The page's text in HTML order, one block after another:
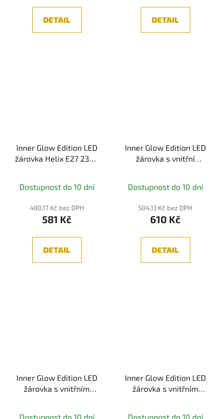
DETAIL DETAIL
Inner Glow Edition LED
žárovka Helix E27 230V
Dostupnost do 10 dní
480,17 Kč bez DPH
581 Kč
DETAIL
Inner Glow Edition LED
žárovka s vnitřní
PAULMANN
Dostupnost do 10 dní
504,13 Kč bez DPH
610 Kč
DETAIL
Inner Glow Edition LED
žárovka s vnitřním
Dostupnost do 10 dní
Inner Glow Edition LED
žárovka s vnitřním
Dostupnost do 10 dní